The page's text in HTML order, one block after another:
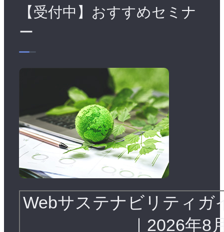
【受付中】おすすめセミナ
ー
Webサステナビリティガ
｜2026年8